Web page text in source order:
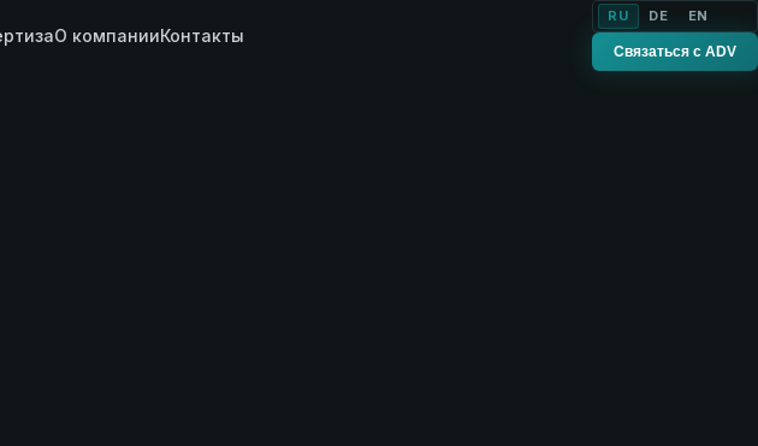
О компанииКонтакты
RU DE EN
Связаться с ADV